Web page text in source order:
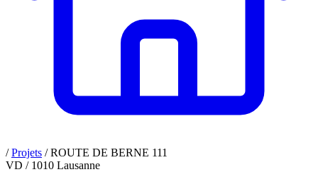
/ Projets /ROUTE DE BERNE 111
VD / 1010 Lausanne